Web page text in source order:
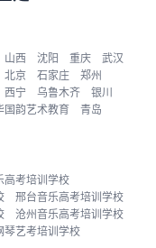
山西 沈阳 重庆
武汉
北京 石家庄
郑州
西宁 乌鲁木齐
银川
国韵艺术教育
青岛
高考培训学校
邢台音乐高考培训学校
沧州音乐高考培训学校
琴艺考培训学校